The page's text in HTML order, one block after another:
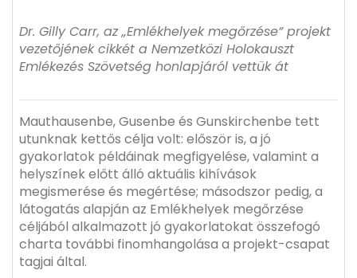
Dr. Gilly Carr, az „Emlékhelyek megőrzése” projekt
vezetőjének cikkét a Nemzetközi Holokauszt
Emlékezés Szövetség honlapjáról vettük át
Mauthausenbe, Gusenbe és Gunskirchenbe tett
utunknak kettős célja volt: először is, a jó
gyakorlatok példáinak megfigyelése, valamint a
helyszínek előtt álló aktuális kihívások
megismerése és megértése; másodszor pedig, a
látogatás alapján az Emlékhelyek megőrzése
céljából alkalmazott jó gyakorlatokat összefogó
charta további finomhangolása a projekt-csapat
tagjai által.